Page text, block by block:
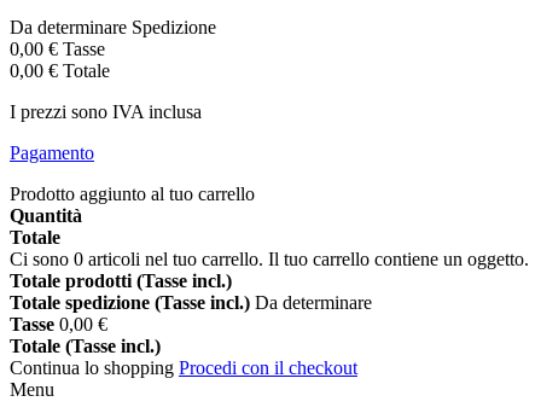
Da determinare Spedizione
0,00 € Tasse
0,00 € Totale
I prezzi sono IVA inclusa
Pagamento
Prodotto aggiunto al tuo carrello
Quantità
Totale
Ci sono 0 articoli nel tuo carrello. Il tuo carrello contiene un oggetto.
Totale prodotti (Tasse incl.)
Totale spedizione (Tasse incl.) Da determinare
Tasse 0,00 €
Totale (Tasse incl.)
Continua lo shopping Procedi con il checkout
Menu